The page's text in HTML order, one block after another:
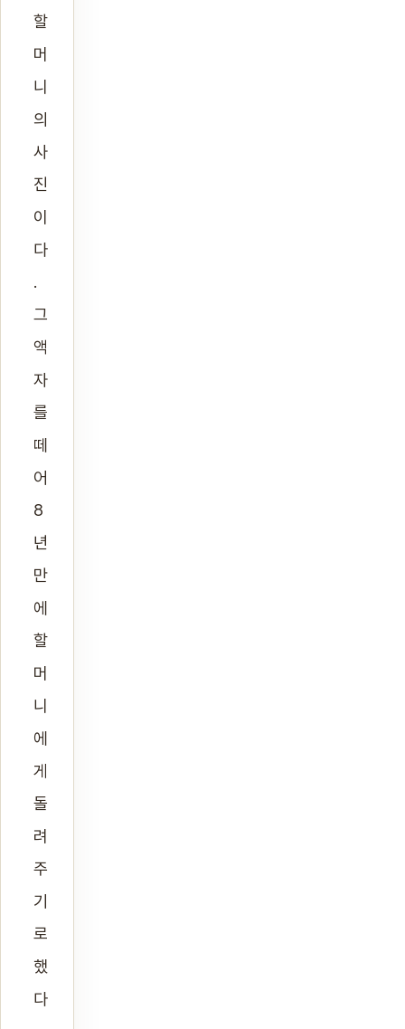
할
머
니
의
사
진
이
다
.
그
액
자
를
떼
어
8
년
만
에
할
머
니
에
게
돌
려
주
기
로
했
다